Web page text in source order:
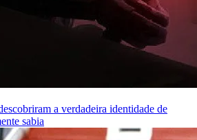
a verdadeira identidade de
sabia